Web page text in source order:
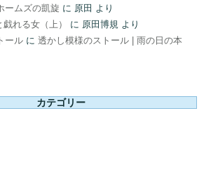
ームズの凱旋 に 原田 より
れる女（上）
に 原田博規 より
ール に 透かし模様のストール | 雨の日の本
カテゴリー